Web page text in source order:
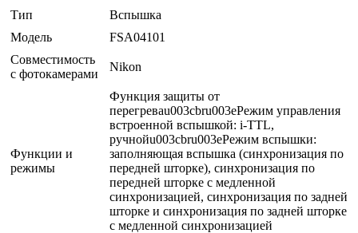
Тип
Вспышка
Модель
FSA04101
Совместимость
с фотокамерами
Nikon
Функции и
режимы
Функция защиты от
перегреваu003cbru003eРежим управления
встроенной вспышкой: i-TTL,
ручнойu003cbru003eРежим вспышки:
заполняющая вспышка (синхронизация по
передней шторке), синхронизация по
передней шторке с медленной
синхронизацией, синхронизация по задней
шторке и синхронизация по задней шторке
с медленной синхронизацией